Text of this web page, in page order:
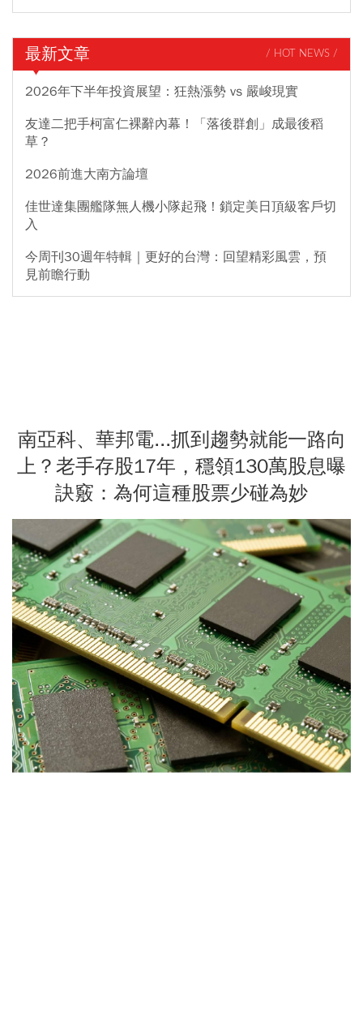
最新文章 / HOT NEWS /
2026年下半年投資展望：狂熱漲勢 vs 嚴峻現實
友達二把手柯富仁裸辭內幕！「落後群創」成最後稻
草？
2026前進大南方論壇
佳世達集團艦隊無人機小隊起飛！鎖定美日頂級客戶切
入
今周刊30週年特輯｜更好的台灣：回望精彩風雲，預
見前瞻行動
南亞科、華邦電...抓到趨勢就能一路向
上？老手存股17年，穩領130萬股息曝
訣竅：為何這種股票少碰為妙